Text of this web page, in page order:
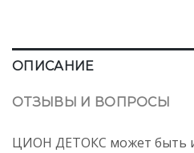
ОПИСАНИЕ
ОТЗЫВЫ И ВОПРОСЫ
ЦИОН ДЕТОКС может быть